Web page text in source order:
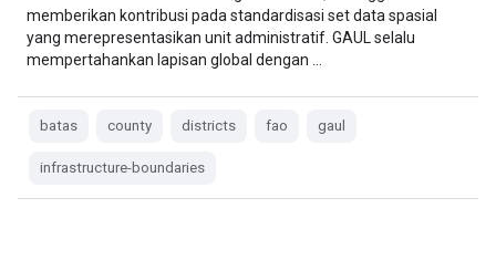
memberikan kontribusi pada standardisasi set data spasial
yang merepresentasikan unit administratif. GAUL selalu
mempertahankan lapisan global dengan …
batas county districts fao gaul
infrastructure-boundaries